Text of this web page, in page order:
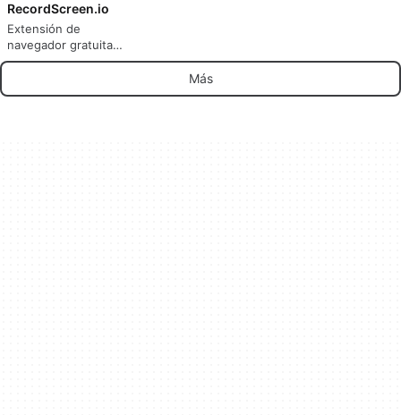
RecordScreen.io
Extensión de
navegador gratuita
para grabar actividad
Más